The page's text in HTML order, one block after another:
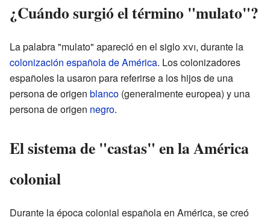
¿Cuándo surgió el término "mulato"?
La palabra "mulato" apareció en el sigloxvi, durante la
colonización española de América. Los colonizadores
españoles la usaron para referirse a los hijos de una
persona de origen blanco (generalmente europea) y una
persona de origen negro.
El sistema de "castas" en la América
colonial
Durante la época colonial española en América, se creó